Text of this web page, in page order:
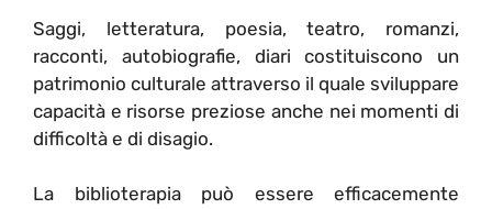
Saggi, letteratura, poesia, teatro, romanzi,
racconti, autobiografie, diari costituiscono un
patrimonio culturale attraverso il quale sviluppare
capacità e risorse preziose anche nei momenti di
difficoltà e di disagio.
La biblioterapia può essere efficacemente